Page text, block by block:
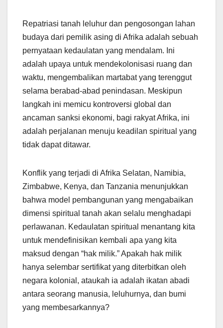
Repatriasi tanah leluhur dan pengosongan lahan
budaya dari pemilik asing di Afrika adalah sebuah
pernyataan kedaulatan yang mendalam. Ini
adalah upaya untuk mendekolonisasi ruang dan
waktu, mengembalikan martabat yang terenggut
selama berabad-abad penindasan. Meskipun
langkah ini memicu kontroversi global dan
ancaman sanksi ekonomi, bagi rakyat Afrika, ini
adalah perjalanan menuju keadilan spiritual yang
tidak dapat ditawar.
Konflik yang terjadi di Afrika Selatan, Namibia,
Zimbabwe, Kenya, dan Tanzania menunjukkan
bahwa model pembangunan yang mengabaikan
dimensi spiritual tanah akan selalu menghadapi
perlawanan. Kedaulatan spiritual menantang kita
untuk mendefinisikan kembali apa yang kita
maksud dengan “hak milik.” Apakah hak milik
hanya selembar sertifikat yang diterbitkan oleh
negara kolonial, ataukah ia adalah ikatan abadi
antara seorang manusia, leluhurnya, dan bumi
yang membesarkannya?